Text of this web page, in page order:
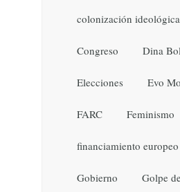
colonización ideológica
Congreso Dina
Elecciones Evo
FARC Feminismo
financiamiento europeo
Gobierno Golpe